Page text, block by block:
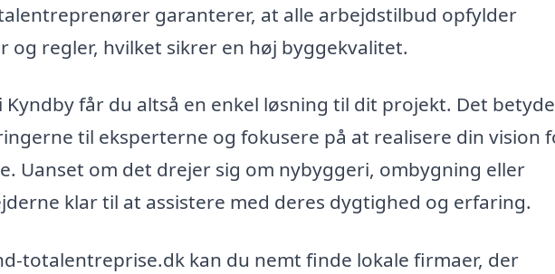
garanterer, at alle arbejdstilbud opfylder
og regler, hvilket sikrer en høj byggekvalitet.
får du altså en enkel løsning til dit projekt. Det
til eksperterne og fokusere på at realisere din vision
Uanset om det drejer sig om nybyggeri, ombygning eller
klar til at assistere med deres dygtighed og erfaring.
totalentreprise.dk kan du nemt finde lokale firmaer, der